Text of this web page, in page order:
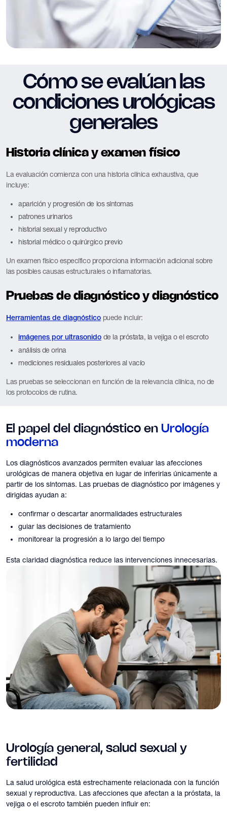
Cómo se evalúan las
condiciones urológicas
generales
Historia clínica y examen físico
La evaluación comienza con una historia clínica exhaustiva, que
incluye:
aparición y progresión de los síntomas
patrones urinarios
historial sexual y reproductivo
historial médico o quirúrgico previo
Un examen físico específico proporciona información adicional sobre
las posibles causas estructurales o inflamatorias.
Pruebas de diagnóstico y diagnóstico
Herramientas de diagnóstico puede incluir:
imágenes por ultrasonido de la próstata, la vejiga o el escroto
análisis de orina
mediciones residuales posteriores al vacío
Las pruebas se seleccionan en función de la relevancia clínica, no de
los protocolos de rutina.
El papel del diagnóstico en Urología
moderna
Los diagnósticos avanzados permiten evaluar las afecciones
urológicas de manera objetiva en lugar de inferirlas únicamente a
partir de los síntomas. Las pruebas de diagnóstico por imágenes y
dirigidas ayudan a:
confirmar o descartar anormalidades estructurales
guiar las decisiones de tratamiento
monitorear la progresión a lo largo del tiempo
Esta claridad diagnóstica reduce las intervenciones innecesarias.
Urología general, salud sexual y
fertilidad
La salud urológica está estrechamente relacionada con la función
sexual y reproductiva. Las afecciones que afectan a la próstata, la
vejiga o el escroto también pueden influir en: